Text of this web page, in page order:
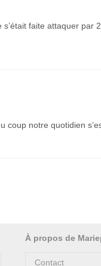
faite attaquer par
notre quotidien
À propos de
Contact